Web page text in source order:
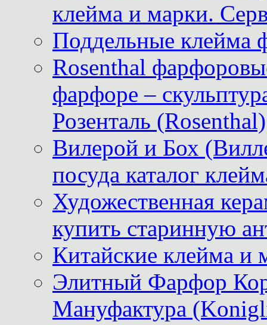
клейма и марки.
Поддельные клейма
Rosenthal
фарфоре –
Розенталь (Rosenthal)
Вилерой и Бох
посуда каталог
Художественная
купить старинную
Китайские клейма и
Элитный Фарфор
Мануфактура